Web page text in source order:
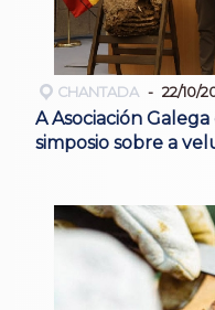
CHANTADA 22/10/
A Asociación
simposio sobre a